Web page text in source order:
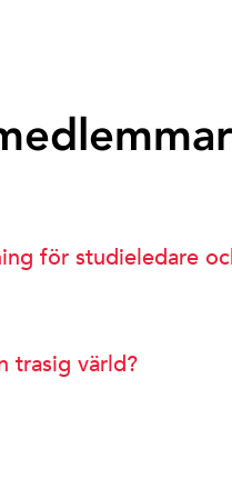
för studieledare
trasig värld?